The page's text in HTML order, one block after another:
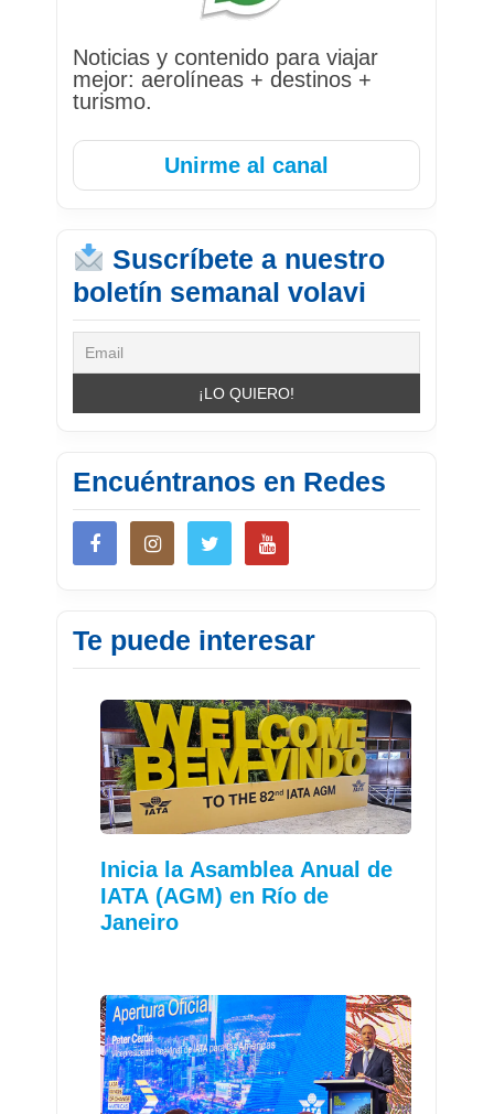
Noticias y contenido para viajar
mejor: aerolíneas + destinos +
turismo.
Unirme al canal
Suscríbete a nuestro
boletín semanal volavi
Encuéntranos en Redes
Te puede interesar
Inicia la Asamblea Anual de
IATA (AGM) en Río de
Janeiro